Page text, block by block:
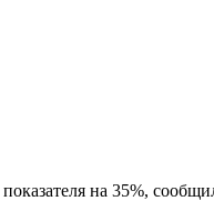
на 35%,